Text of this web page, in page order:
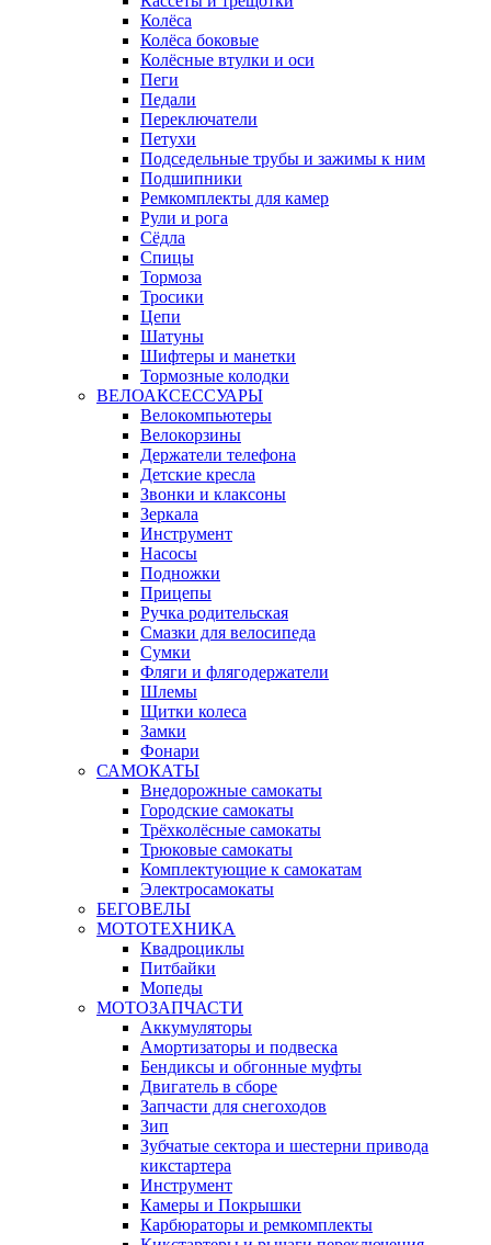
Колёса
Колёса боковые
Колёсные втулки и оси
Пеги
Педали
Переключатели
Петухи
Подседельные трубы и зажимы к ним
Подшипники
Ремкомплекты для камер
Рули и рога
Сёдла
Спицы
Тормоза
Тросики
Цепи
Шатуны
Шифтеры и манетки
Тормозные колодки
ВЕЛОАКСЕССУАРЫ
Велокомпьютеры
Велокорзины
Держатели телефона
Детские кресла
Звонки и клаксоны
Зеркала
Инструмент
Насосы
Подножки
Прицепы
Ручка родительская
Смазки для велосипеда
Сумки
Фляги и флягодержатели
Шлемы
Щитки колеса
Замки
Фонари
САМОКАТЫ
Внедорожные самокаты
Городские самокаты
Трёхколёсные самокаты
Трюковые самокаты
Комплектующие к самокатам
Электросамокаты
БЕГОВЕЛЫ
МОТОТЕХНИКА
Квадроциклы
Питбайки
Мопеды
МОТОЗАПЧАСТИ
Аккумуляторы
Амортизаторы и подвеска
Бендиксы и обгонные муфты
Двигатель в сборе
Запчасти для снегоходов
Зип
Зубчатые сектора и шестерни привода
кикстартера
Инструмент
Камеры и Покрышки
Карбюраторы и ремкомплекты